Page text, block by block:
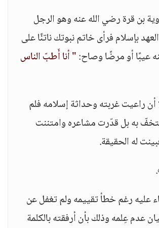
بن قرة رضي الله عنه وهو الرجل
بإسلام فرأى خاتم نبوتك ناتئًا على
عيبًا أو مرضًا وصاح:" أنا أَطبّ الناس
أن راعيت غربته وحداثة إسلامه فلم
به بل قدّرت مشاعره وامتننت
له الحقيقة.
عليه رغم خطأ تقييمه ولم تغفل عن
عدم عِلمه وذلك بأن أرفقته بالكلمة